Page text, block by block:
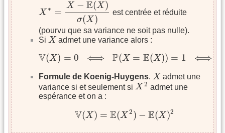
X ∗ =
X − E(X )
σ(X )
est centrée et réduite
(pourvu que sa variance ne soit pas nulle).
Si X
X admet une variance alors :
V(X) = 0 ⟺ P(X = E(X)) = 1 ⟺
V ⟺P(X E(X))= ⟺ X
Formule de Koenig-Huygens. X
X admet une
variance si et seulement si X 2
X2
admet une
espérance et on a :
V(X ) = E(X 2) − E(X )2
V(X E(X2)− (X)2